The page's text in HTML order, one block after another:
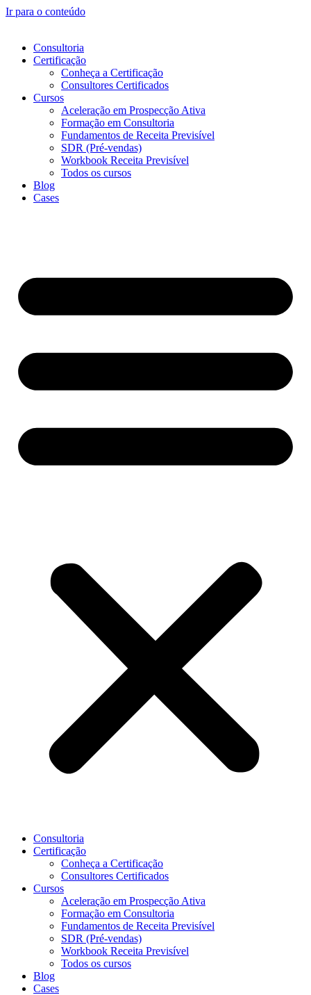
Ir para o conteúdo
Consultoria
Certificação
Conheça a Certificação
Consultores Certificados
Cursos
Aceleração em Prospecção Ativa
Formação em Consultoria
Fundamentos de Receita Previsível
SDR (Pré-vendas)
Workbook Receita Previsível
Todos os cursos
Blog
Cases
Consultoria
Certificação
Conheça a Certificação
Consultores Certificados
Cursos
Aceleração em Prospecção Ativa
Formação em Consultoria
Fundamentos de Receita Previsível
SDR (Pré-vendas)
Workbook Receita Previsível
Todos os cursos
Blog
Cases